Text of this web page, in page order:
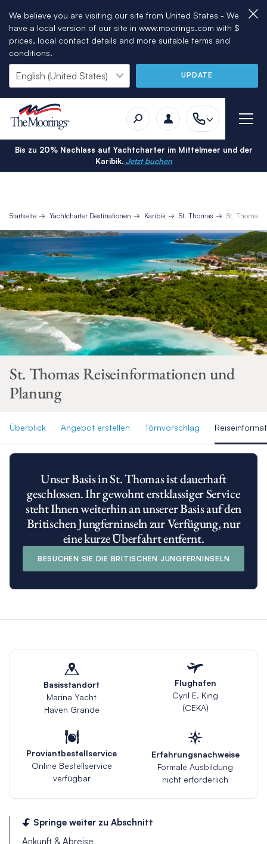
We believe you are visiting our site from United States - We
have a local version of our site in www.moorings.com with $
prices, local contact details and more suitable terms and
conditions.
UPDATE
Bis zu 20% Nachlass auf Yachtcharter im Mittelmeer und der
Karibik.Jetzt buchen
Startseite Yachtcharter Destinationen Karibik St. Thomas St. Thomas
St. Thomas Reiseinformationen und
Planung
Überblick Angebot erstellen Törnvorschlag
Unser Basis in St. Thomas ist dauerhaft
geschlossen. Ihr gewohnt erstklassiger Service
steht Ihnen weiterhin an unserer Basis auf den
Britischen Jungferninseln zur Verfügung, nur
eine kurze Überfahrt entfernt.
BESUCHEN SIE DIE BRITISCHEN JUNGFERNINSELN
Basisstandort
Marina Yacht
Haven Grande
Flughafen
Cyril E. King
(CEKA)
Proviantbestellservice
Online Bestellservice
verfügbar
Erfahrungsnachweise
Formale Ausbildung
nicht erforderlich
Springe weiter zu Abschnitt
Ankunft & Abreise